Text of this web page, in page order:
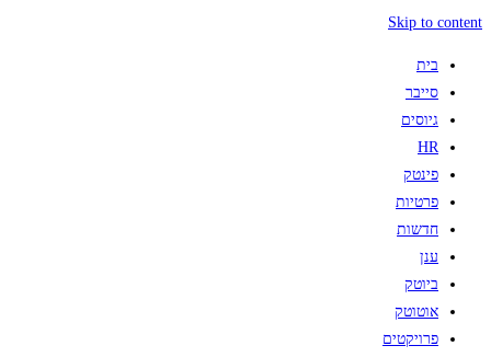
Skip to content
בית
סייבר
גיוסים
HR
פינטק
פרטיות
חדשות
ענן
ביוטק
אוטוטק
פרויקטים